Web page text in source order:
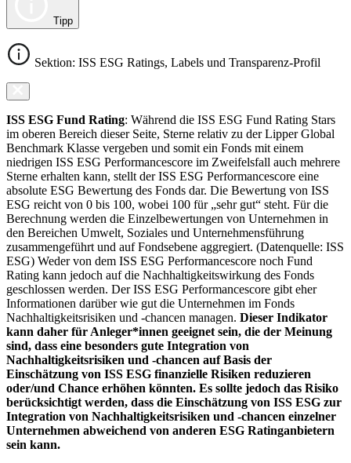
Tipp
Sektion: ISS ESG Ratings, Labels und Transparenz-Profil
ISS ESG Fund Rating: Während die ISS ESG Fund Rating Stars
im oberen Bereich dieser Seite, Sterne relativ zu der Lipper Global
Benchmark Klasse vergeben und somit ein Fonds mit einem
niedrigen ISS ESG Performancescore im Zweifelsfall auch mehrere
Sterne erhalten kann, stellt der ISS ESG Performancescore eine
absolute ESG Bewertung des Fonds dar. Die Bewertung von ISS
ESG reicht von 0 bis 100, wobei 100 für „sehr gut“ steht. Für die
Berechnung werden die Einzelbewertungen von Unternehmen in
den Bereichen Umwelt, Soziales und Unternehmensführung
zusammengeführt und auf Fondsebene aggregiert. (Datenquelle: ISS
ESG) Weder von dem ISS ESG Performancescore noch Fund
Rating kann jedoch auf die Nachhaltigkeitswirkung des Fonds
geschlossen werden. Der ISS ESG Performancescore gibt eher
Informationen darüber wie gut die Unternehmen im Fonds
Nachhaltigkeitsrisiken und -chancen managen. Dieser Indikator
kann daher für Anleger*innen geeignet sein, die der Meinung
sind, dass eine besonders gute Integration von
Nachhaltigkeitsrisiken und -chancen auf Basis der
Einschätzung von ISS ESG finanzielle Risiken reduzieren
oder/und Chance erhöhen könnten. Es sollte jedoch das Risiko
berücksichtigt werden, dass die Einschätzung von ISS ESG zur
Integration von Nachhaltigkeitsrisiken und -chancen einzelner
Unternehmen abweichend von anderen ESG Ratinganbietern
sein kann.